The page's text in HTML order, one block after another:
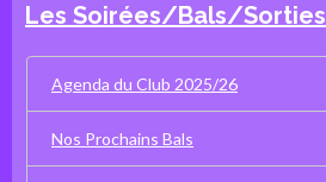
Les Soirées/Bals/Sorties
Agenda du Club 2025/26
Nos Prochains Bals